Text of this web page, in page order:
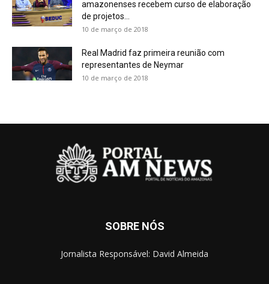
amazonenses recebem curso de elaboração
de projetos...
10 de março de 2018
Real Madrid faz primeira reunião com
representantes de Neymar
10 de março de 2018
SOBRE NÓS
Jornalista Responsável: David Almeida